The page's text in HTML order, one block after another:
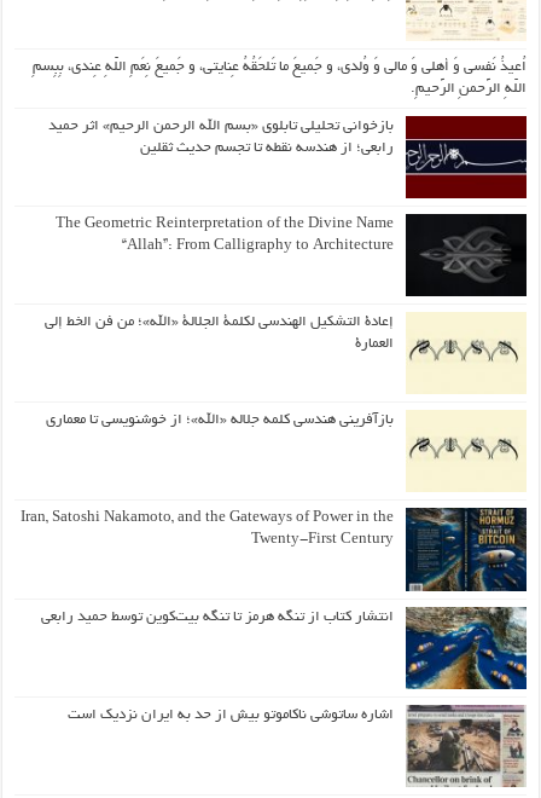
اُعیذُ نَفسی وَ أهلی وَ مالی وَ وُلدی، و جَمیعَ ما تَلحَقُهُ عِنایتی، و جَمیعَ نِعَمِ اللّهِ عِندی، بِبِسمِ
اللّهِ الرَّحمنِ الرَّحیمِ.
بازخوانی تحلیلی تابلوی «بسم الله الرحمن الرحیم» اثر حمید
رابعی؛ از هندسه نقطه تا تجسم حدیث ثقلین
The Geometric Reinterpretation of the Divine Name
“Allah”: From Calligraphy to Architecture
إعادة التشكيل الهندسي لكلمة الجلالة «الله»؛ من فن الخط إلى
العمارة
بازآفرینی هندسی کلمه جلاله «الله»؛ از خوشنویسی تا معماری
Iran, Satoshi Nakamoto, and the Gateways of Power in the
Twenty-First Century
انتشار کتاب از تنگه هرمز تا تنگه بیت‌کوین توسط حمید رابعی
اشاره ساتوشی ناکاموتو بیش از حد به ایران نزدیک است